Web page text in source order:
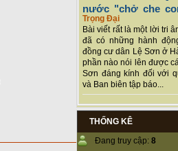
nước "chở che
Trọng Đại
Bài viết rất là một lời tri
đã có những hành
đồng cư dân Lệ Sơn ở
phần nào nói lên được
Sơn đáng kính đối với
và Ban biên tập báo...
THỐNG KÊ
Đang truy cập: 8